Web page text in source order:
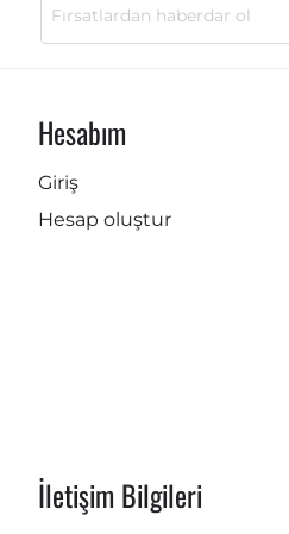
Hesabım
Giriş
Hesap oluştur
İletişim Bilgileri